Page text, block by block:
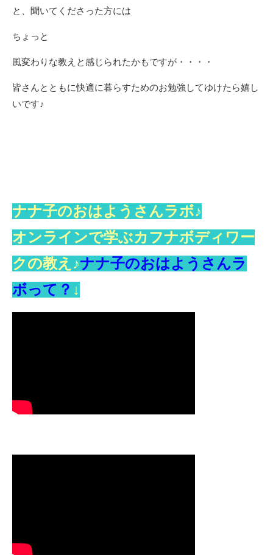
と、聞いてくださった方には
ちょっと
風変わりな教えと感じられたかもですが・・・・
皆さんとともに快適に暮らすためのお勉強してゆけたら嬉し
いです♪
ナナ子のおはようさんラボ♪
オンラインで学ぶカフナボディワー
クの教え♪ナナ子のおはようさんラ
ボって？ ↓